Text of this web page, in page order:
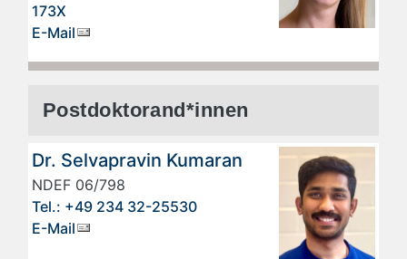
173X
E-Mail
Postdoktorand*innen
Dr. Selvapravin Kumaran
NDEF 06/798
Tel.: +49 234 32-25530
E-Mail